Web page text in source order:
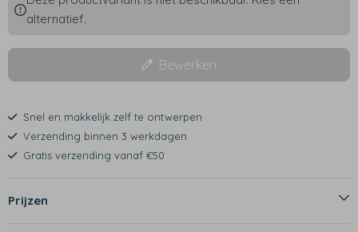
alternatief.
Bewerken
Snel en makkelijk zelf te ontwerpen
Verzending binnen 3 werkdagen
Gratis verzending vanaf €50
Prijzen